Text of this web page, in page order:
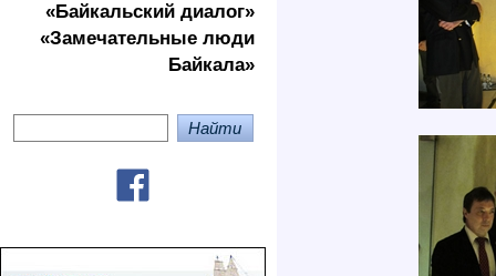
«Байкальский диалог»
«Замечательные люди
Байкала»